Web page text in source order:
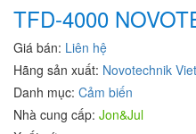
Barksdale Vietnam
Bauer Gear Motor
Baumer
Baumuller
BCS
TFD-4000
Giá bán: Liên hệ
Hãng sản xuất: Novotechnik
Danh mục: Cảm biến
Nhà cung cấp: Jon&Jul